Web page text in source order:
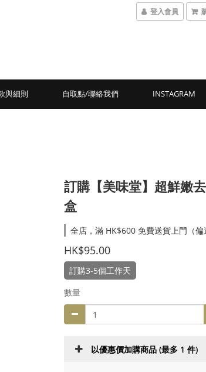
登入會員
與細則 自取點/聯絡我們 INSTAGRAM
訂購【美味堂】超鮮嫩
盒
全店，滿 HK$600 免費送貨上門（偏
HK$95.00
訂購3-5個工作天
數量
以優惠價加購商品 (最多 1 件)